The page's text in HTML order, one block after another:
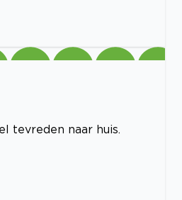
tevreden naar huis.